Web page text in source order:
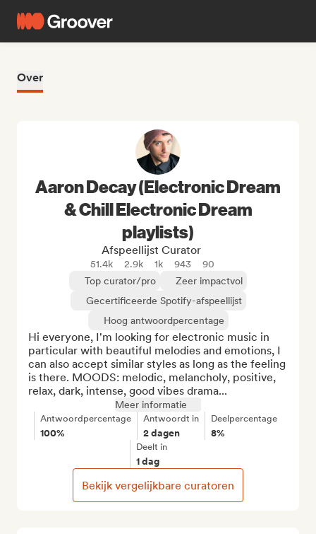
Over
Aaron Decay (Electronic Dream
& Chill Electronic Dream
playlists)
Afspeellijst Curator
51.4k 2.9k 1k 943
90
Top curator/pro
Zeer impactvol
Gecertificeerde Spotify-afspeellijst
Hoog antwoordpercentage
Hi everyone, I'm looking for electronic music in
particular with beautiful melodies and emotions, I
can also accept similar styles as long as the feeling
is there. MOODS: melodic, melancholy, positive,
relax, dark, intense, good vibes drama...
Meer informatie
Antwoordpercentage
100%
Antwoordt in
2 dagen
Deelpercentage
8%
Deelt in
1 dag
Bekijk vergelijkbare curatoren